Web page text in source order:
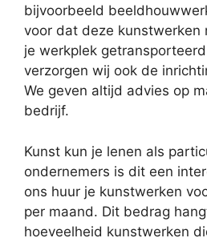
bijvoorbeeld
voor dat deze kunstwerken
je werkplek
verzorgen wij ook de
We geven altijd advies op
bedrijf.
Kunst kun je lenen als
ondernemers is dit een
ons huur je kunstwerken
per maand. Dit bedrag
hoeveelheid kunstwerken